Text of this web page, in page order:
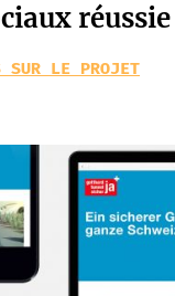
réussie
SUR LE PROJET